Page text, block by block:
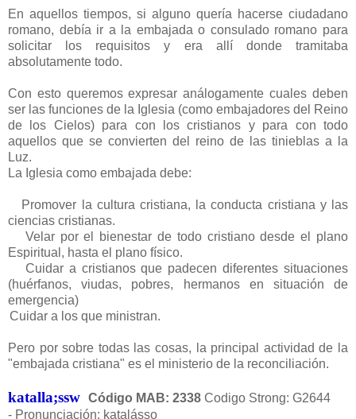
En aquellos tiempos, si alguno quería hacerse ciudadano
romano, debía ir a la embajada o consulado romano para
solicitar los requisitos y era allí donde tramitaba
absolutamente todo.
Con esto queremos expresar análogamente cuales deben
ser las funciones de la Iglesia (como embajadores del Reino
de los Cielos) para con los cristianos y para con todo
aquellos que se convierten del reino de las tinieblas a la
Luz.
La Iglesia como embajada debe:
Promover la cultura cristiana, la conducta cristiana y las
ciencias cristianas.
Velar por el bienestar de todo cristiano desde el plano
Espiritual, hasta el plano físico.
Cuidar a cristianos que padecen diferentes situaciones
(huérfanos, viudas, pobres, hermanos en situación de
emergencia)
Cuidar a los que ministran.
Pero por sobre todas las cosas, la principal actividad de la
"embajada cristiana" es el ministerio de la reconciliación.
katalla;ssw Código MAB: 2338 Codigo Strong: G2644
- Pronunciación: katalásso